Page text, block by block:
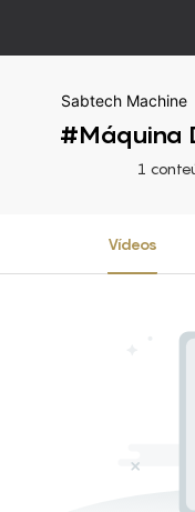
Sabtech Machine
#Máquina
1
Vídeos